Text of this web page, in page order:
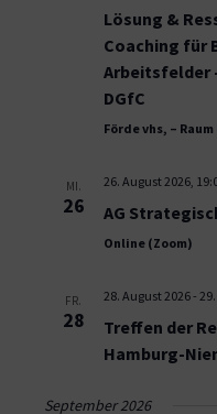
Lösung &
Coaching für
Arbeitsfelder
DGfC
Förde vhs, – Raum
MI.
26
26. August 2026,
AG
Online (Zoom)
FR.
28
28. August 2026-
Treffen der
Hamburg-
September 2026